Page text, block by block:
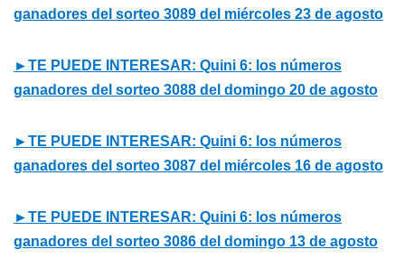
ganadores del sorteo 3089 del miércoles 23 de agosto
►TE PUEDE INTERESAR: Quini 6: los números
ganadores del sorteo 3088 del domingo 20 de agosto
►TE PUEDE INTERESAR: Quini 6: los números
ganadores del sorteo 3087 del miércoles 16 de agosto
►TE PUEDE INTERESAR: Quini 6: los números
ganadores del sorteo 3086 del domingo 13 de agosto